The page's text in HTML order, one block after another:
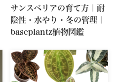
サンスベリアの育て方｜耐
陰性・水やり・冬の管理｜
baseplantz植物図鑑